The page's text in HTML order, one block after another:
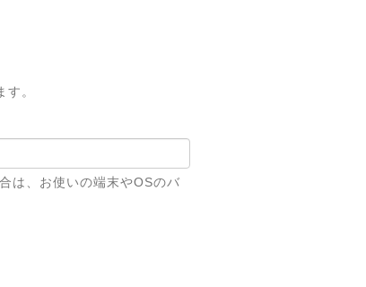
。
は、お使いの端末やOSのバ